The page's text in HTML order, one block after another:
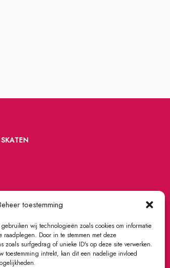
toestemming
wij technologieën zoals cookies om informatie
raadplegen. Door in te stemmen met deze
surfgedrag of unieke ID's op deze site verwerken.
toestemming intrekt, kan dit een nadelige invloed